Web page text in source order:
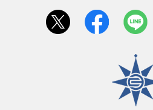
横須賀市